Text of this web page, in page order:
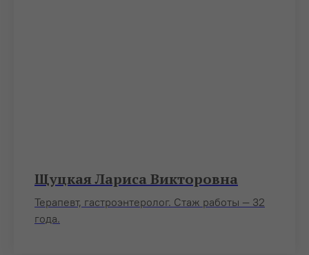
Щуцкая Лариса Викторовна
Терапевт, гастроэнтеролог. Стаж работы — 32
года.